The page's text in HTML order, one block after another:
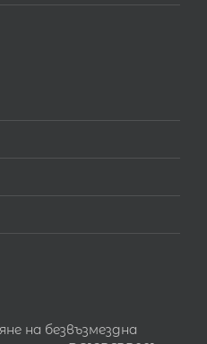
на безвъзмездна